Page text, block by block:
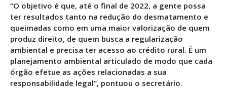
“O objetivo é que, até o final de 2022, a gente possa
ter resultados tanto na redução do desmatamento e
queimadas como em uma maior valorização de quem
produz direito, de quem busca a regularização
ambiental e precisa ter acesso ao crédito rural. É um
planejamento ambiental articulado de modo que cada
órgão efetue as ações relacionadas a sua
responsabilidade legal”, pontuou o secretário.